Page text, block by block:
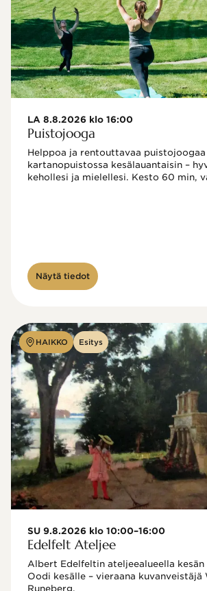
LA 8.8.2026 klo 16:00
Puistojooga
Helppoa ja rentouttavaa puistojoogaa
kartanopuistossa kesälauantaisin –
kehollesi ja mielellesi. Kesto 60 min,
Näytä tiedot
HAIKKO Esitys
SU 9.8.2026 klo 10:00–16:00
Edelfelt Ateljee
Albert Edelfeltin ateljeealueella
Oodi kesälle – vieraana kuvanveistäjä